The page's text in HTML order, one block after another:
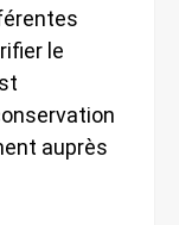
le
auprès